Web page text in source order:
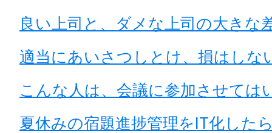
良い上司と、ダメな上司の大きな
適当にあいさつしとけ、損はしな
こんな人は、会議に参加させては
夏休みの宿題進捗管理をIT化した